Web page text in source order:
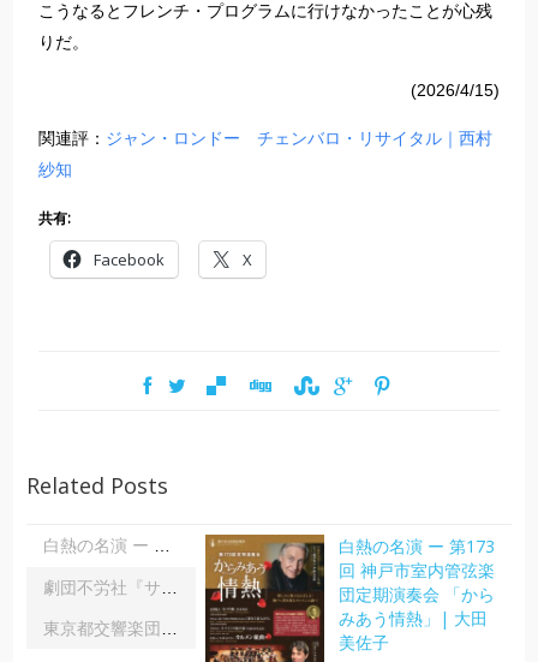
こうなるとフレンチ・プログラムに行けなかったことが心残
りだ。
(2026/4/15)
関連評： ジャン・ロンドー チェンバロ・リサイタル｜西村
紗知
共有:
Facebook X
Related Posts
白熱の名演 ー 第173回 神戸市室内管弦楽団定期演奏会 「からみあう情熱」| 大田美佐子
白熱の名演 ー 第173
回 神戸市室内管弦楽
団定期演奏会 「から
みあう情熱」| 大田
美佐子